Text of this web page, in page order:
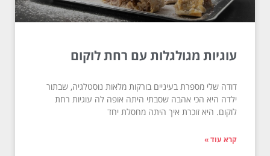
עוגיות מגולגלות עם רחת לוקום
דודה שלי מספרת בעיניים בורקות מלאות נוסטלגיה, שבתור
ילדה היא הכי אהבה שסבתי היתה אופה לה עוגיות רחת
לוקום. היא זוכרת איך היתה מחסלת יחד
קרא עוד »